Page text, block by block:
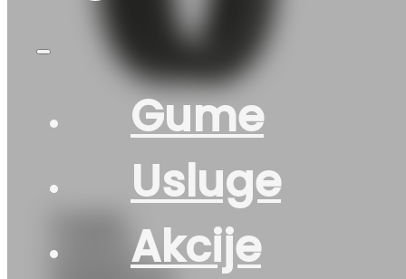
Gume
Usluge
Akcije
LJ/SUV